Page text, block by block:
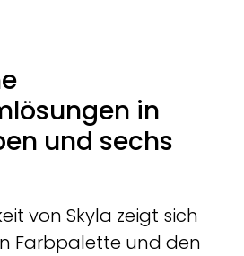
in
und sechs
von Skyla zeigt sich
Farbpalette und den